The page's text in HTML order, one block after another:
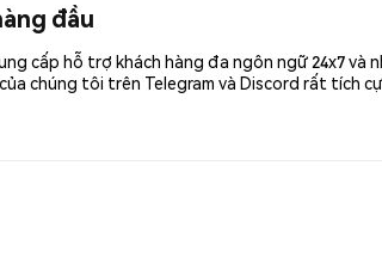
đầu
cấp hỗ trợ khách hàng đa ngôn ngữ 24x7 và
chúng tôi trên Telegram và Discord rất tích